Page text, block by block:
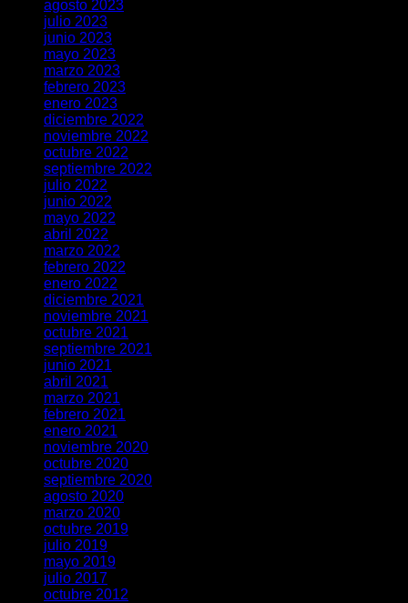
agosto 2023
julio 2023
junio 2023
mayo 2023
marzo 2023
febrero 2023
enero 2023
diciembre 2022
noviembre 2022
octubre 2022
septiembre 2022
julio 2022
junio 2022
mayo 2022
abril 2022
marzo 2022
febrero 2022
enero 2022
diciembre 2021
noviembre 2021
octubre 2021
septiembre 2021
junio 2021
abril 2021
marzo 2021
febrero 2021
enero 2021
noviembre 2020
octubre 2020
septiembre 2020
agosto 2020
marzo 2020
octubre 2019
julio 2019
mayo 2019
julio 2017
octubre 2012